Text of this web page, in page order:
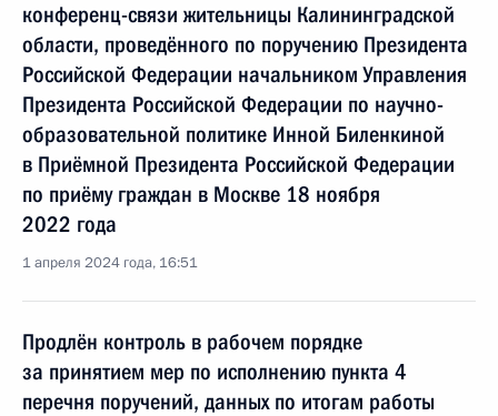
конференц-связи жительницы Калининградской
области, проведённого по поручению Президента
Российской Федерации начальником Управления
Президента Российской Федерации по научно-
образовательной политике Инной Биленкиной
в Приёмной Президента Российской Федерации
по приёму граждан в Москве 18 ноября
2022 года
1 апреля 2024 года, 16:51
Продлён контроль в рабочем порядке
за принятием мер по исполнению пункта 4
перечня поручений, данных по итогам работы